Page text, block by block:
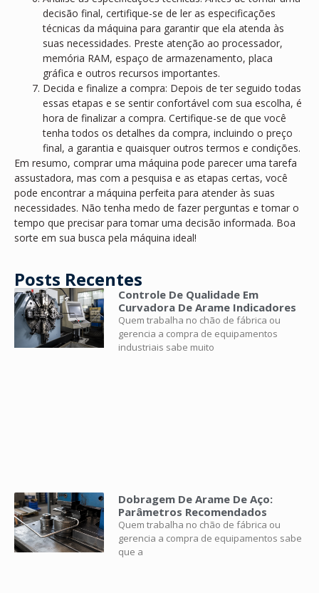
decisão final, certifique-se de ler as especificações
técnicas da máquina para garantir que ela atenda às
suas necessidades. Preste atenção ao processador,
memória RAM, espaço de armazenamento, placa
gráfica e outros recursos importantes.
Decida e finalize a compra: Depois de ter seguido todas
essas etapas e se sentir confortável com sua escolha, é
hora de finalizar a compra. Certifique-se de que você
tenha todos os detalhes da compra, incluindo o preço
final, a garantia e quaisquer outros termos e condições.
Em resumo, comprar uma máquina pode parecer uma tarefa
assustadora, mas com a pesquisa e as etapas certas, você
pode encontrar a máquina perfeita para atender às suas
necessidades. Não tenha medo de fazer perguntas e tomar o
tempo que precisar para tomar uma decisão informada. Boa
sorte em sua busca pela máquina ideal!
Posts Recentes
Controle De Qualidade Em
Curvadora De Arame Indicadores
Quem trabalha no chão de fábrica ou
gerencia a compra de equipamentos
industriais sabe muito
Dobragem De Arame De Aço:
Parâmetros Recomendados
Quem trabalha no chão de fábrica ou
gerencia a compra de equipamentos sabe
que a